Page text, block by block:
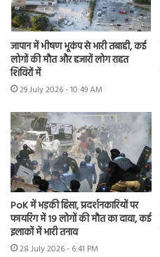
जापान में भीषण भूकंप से भारी तबाही, कई
लोगों की मौत और हजारों लोग राहत
शिविरों में
29 July 2026 - 10:49 AM
PoK में भड़की हिंसा, प्रदर्शनकारियों पर
फायरिंग में 19 लोगों की मौत का दावा, कई
इलाकों में भारी तनाव
28 July 2026 - 6:41 PM